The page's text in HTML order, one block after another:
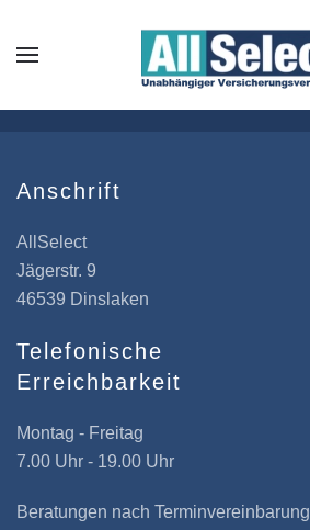
Anschrift
AllSelect
Jägerstr. 9
46539 Dinslaken
Telefonische
Erreichbarkeit
Montag - Freitag
7.00 Uhr - 19.00 Uhr
Beratungen nach Terminvereinbarung